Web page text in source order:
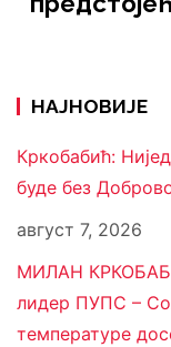
НАЈНОВИЈЕ
Кркобабић:
буде без
август 7, 2026
МИЛАН
лидер ПУПС –
температуре